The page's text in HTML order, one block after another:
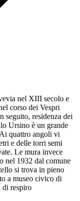
nel XIII secolo e
corso dei Vespri
seguito, residenza dei
Ursino è un grande
quattro angoli vi
e delle torri semi
Le mura invece
nel 1932 dal comune
si trova in pieno
a museo civico di
di respiro